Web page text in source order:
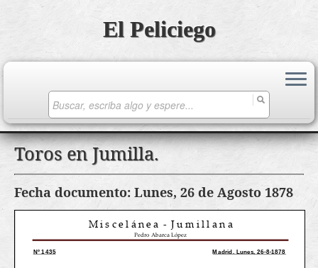
Saltar
contenido
El Peliciego
Toros en Jumilla.
Fecha documento: Lunes, 26 de Agosto 1878